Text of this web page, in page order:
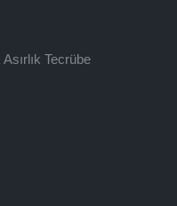
Tecrübe